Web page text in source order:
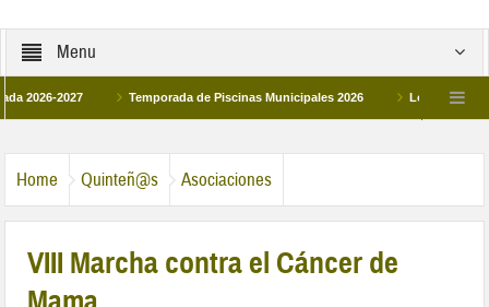
Menu
2027 Temporada de Piscinas Municipales 2026 Los Campus de
Home Quinteñ@s Asociaciones
VIII Marcha contra el Cáncer de